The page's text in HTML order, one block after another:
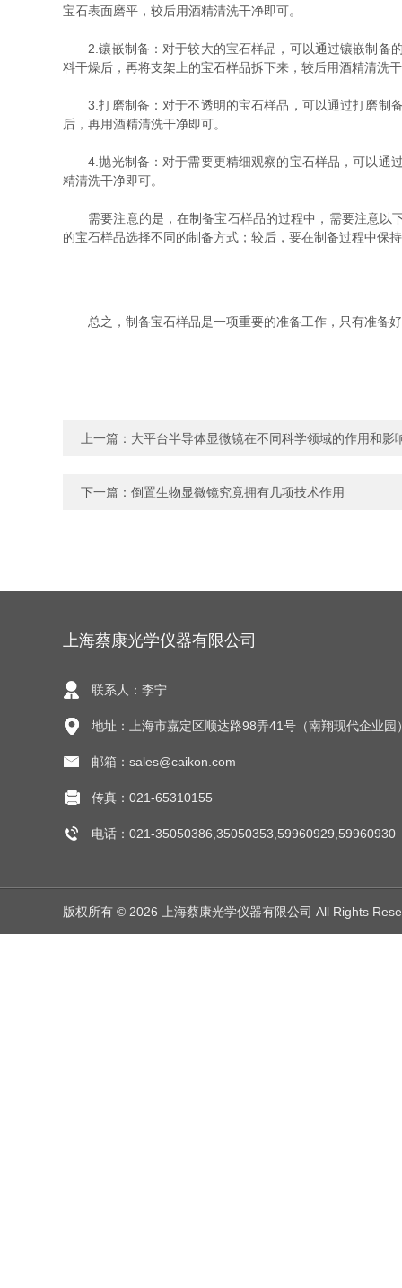
宝石表面磨平，较后用酒精清洗干净即可。
2.镶嵌制备：对于较大的宝石样品，可以通过镶嵌制备的
料干燥后，再将支架上的宝石样品拆下来，较后用酒精清洗
3.打磨制备：对于不透明的宝石样品，可以通过打磨制备
后，再用酒精清洗干净即可。
4.抛光制备：对于需要更精细观察的宝石样品，可以通过
精清洗干净即可。
需要注意的是，在制备宝石样品的过程中，需要注意以
的宝石样品选择不同的制备方式；较后，要在制备过程中保
总之，制备宝石样品是一项重要的准备工作，只有准备
上一篇： 大平台半导体显微镜在不同科学领域的作用和影
下一篇： 倒置生物显微镜究竟拥有几项技术作用
上海蔡康光学仪器有限公司
联系人：李宁
地址：上海市嘉定区顺达路98弄41号（南翔现代企业园
邮箱：sales@caikon.com
传真：021-65310155
电话：021-35050386,35050353,59960929,59960930
版权所有 © 2026 上海蔡康光学仪器有限公司 All Rights